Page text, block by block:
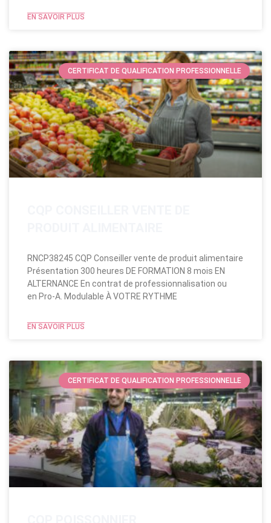
EN SAVOIR PLUS
CERTIFICAT DE QUALIFICATION PROFESSIONNELLE
RNCP38245 CQP Conseiller vente de produit alimentaire
Présentation 300 heures DE FORMATION 8 mois EN
ALTERNANCE En contrat de professionnalisation ou
en Pro-A. Modulable​ À VOTRE RYTHME
EN SAVOIR PLUS
CERTIFICAT DE QUALIFICATION PROFESSIONNELLE